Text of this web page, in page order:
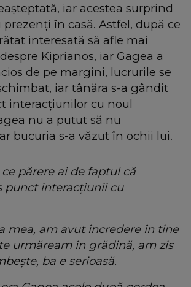
iar acestea surprind
prezenți în casă. Astfel, după ce
interesată să afle mai
Kiprianos, iar Gagea a
de pe margini, lucrurile se
iar tânăra s-a gândit
interacțiunilor cu noul
nu a putut să nu
bucuria s-a văzut în ochii lui.
ce părere ai de faptul că
punct interacțiunii cu
mea, am avut încredere în tine
urmăream în grădină, am zis
ba e serioasă.